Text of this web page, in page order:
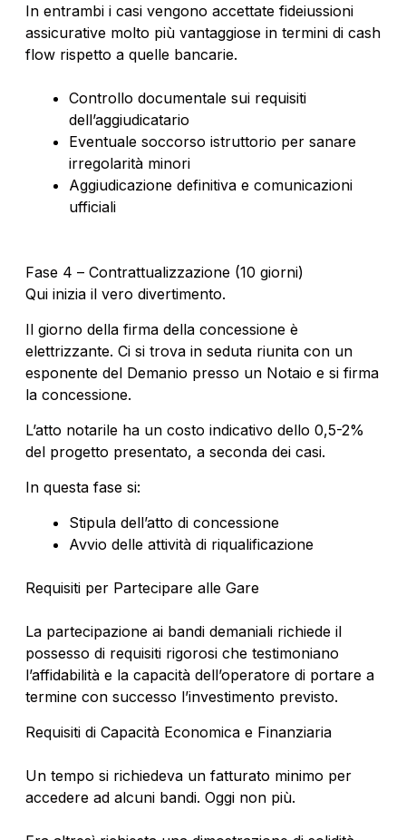
In entrambi i casi vengono accettate fideiussioni
assicurative molto più vantaggiose in termini di cash
flow rispetto a quelle bancarie.
Controllo documentale sui requisiti
dell’aggiudicatario
Eventuale soccorso istruttorio per sanare
irregolarità minori
Aggiudicazione definitiva e comunicazioni
ufficiali
Fase 4 – Contrattualizzazione (10 giorni)
Qui inizia il vero divertimento.
Il giorno della firma della concessione è
elettrizzante. Ci si trova in seduta riunita con un
esponente del Demanio presso un Notaio e si firma
la concessione.
L’atto notarile ha un costo indicativo dello 0,5-2%
del progetto presentato, a seconda dei casi.
In questa fase si:
Stipula dell’atto di concessione
Avvio delle attività di riqualificazione
Requisiti per Partecipare alle Gare
La partecipazione ai bandi demaniali richiede il
possesso di requisiti rigorosi che testimoniano
l’affidabilità e la capacità dell’operatore di portare a
termine con successo l’investimento previsto.
Requisiti di Capacità Economica e Finanziaria
Un tempo si richiedeva un fatturato minimo per
accedere ad alcuni bandi. Oggi non più.